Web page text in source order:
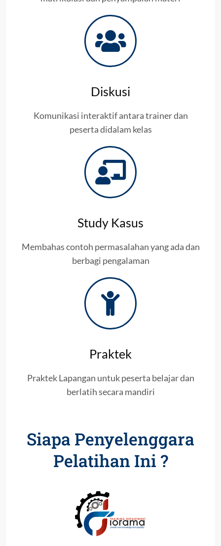
Diskusi
Komunikasi interaktif antara trainer dan
peserta didalam kelas
Study Kasus
Membahas contoh permasalahan yang ada dan
berbagi pengalaman
Praktek
Praktek Lapangan untuk peserta belajar dan
berlatih secara mandiri
Siapa Penyelenggara
Pelatihan Ini ?